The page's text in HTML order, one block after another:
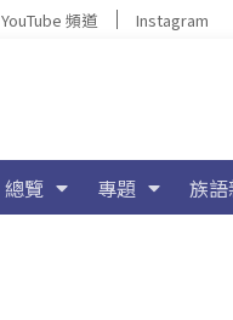
YouTube 頻道 Instagram
總覽 專題 族